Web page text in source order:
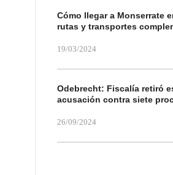
Cómo llegar a Monserrate
rutas y transportes
19/03/2024
Odebrecht: Fiscalía retiró
acusación contra siete
26/09/2024